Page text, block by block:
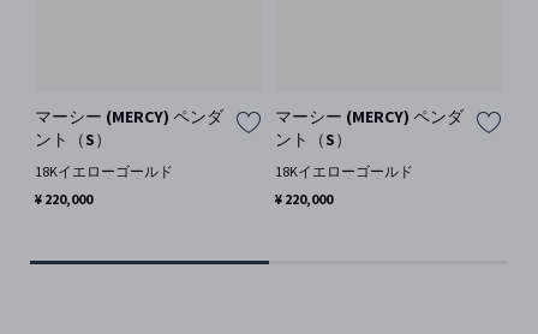
マーシー (MERCY) ペンダ
ント（S）
18Kイエローゴールド
¥ 220,000
マーシー (MERCY) ペンダ
ント（S）
18Kイエローゴールド
¥ 220,000